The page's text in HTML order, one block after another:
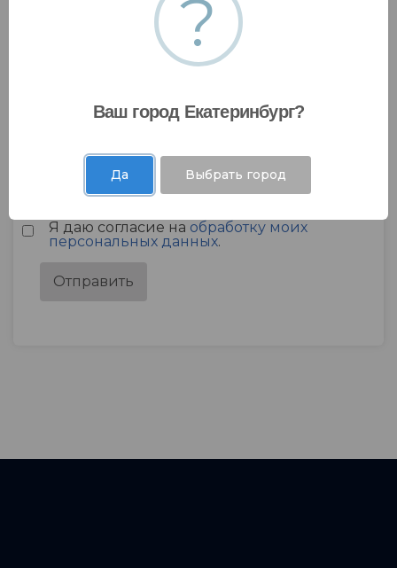
Я даю согласие на обработку моих
персональных данных.
?
Ваш город Екатеринбург?
Да Выбрать город